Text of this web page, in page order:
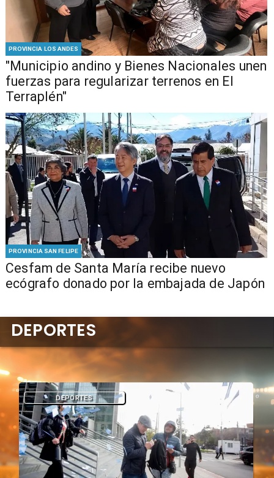
PROVINCIA LOS ANDES
"Municipio andino y Bienes Nacionales unen
fuerzas para regularizar terrenos en El
Terraplén"
PROVINCIA SAN FELIPE
Cesfam de Santa María recibe nuevo
ecógrafo donado por la embajada de Japón
DEPORTES
DEPORTES